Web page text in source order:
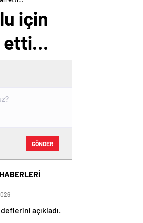
için
etti…
GÖNDER
HABERLERİ
açıkladı.